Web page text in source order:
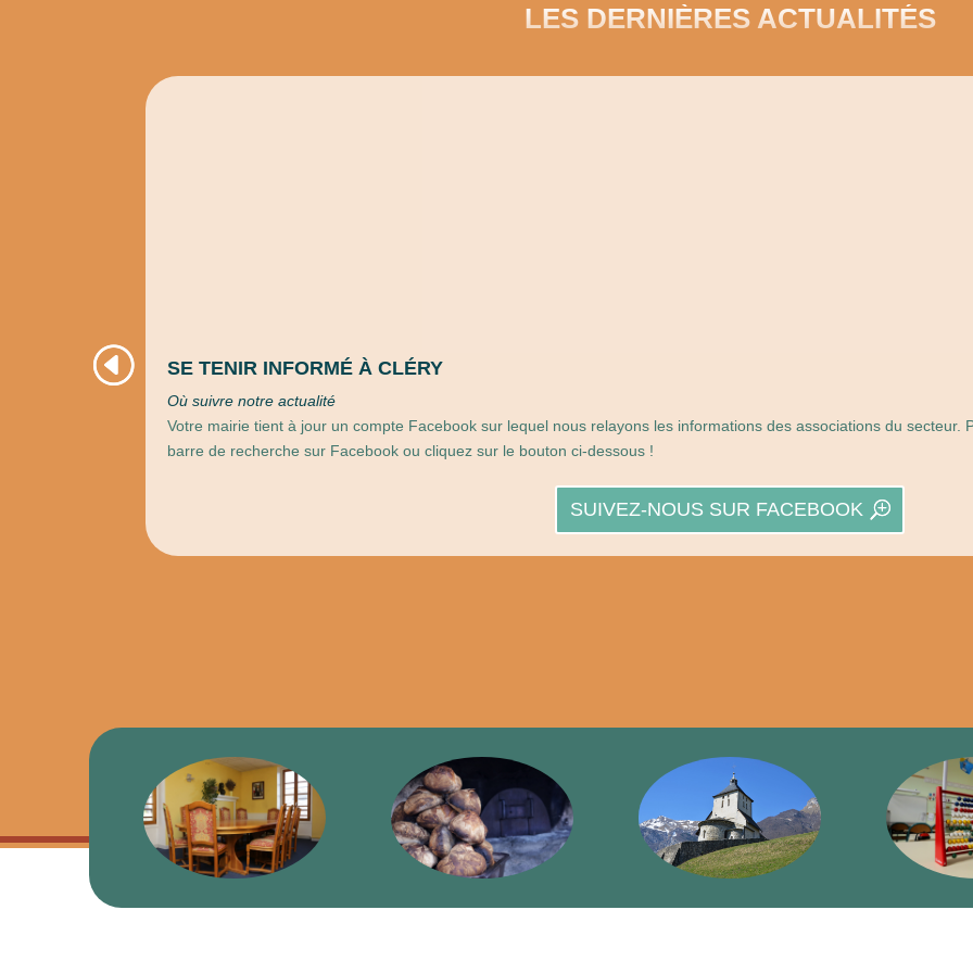
LES DERNIÈRES ACTUALITÉS
SE TENIR INFORMÉ À CLÉRY
Où suivre notre actualité
Votre mairie tient à jour un compte Facebook sur lequel nous relayons les informations des associations du secteur.
barre de recherche sur Facebook ou cliquez sur le bouton ci-dessous !
SUIVEZ-NOUS SUR FACEBOOK